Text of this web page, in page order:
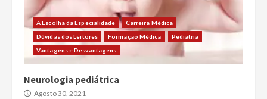
A Escolha da Especialidade
Carreira Médica
Dúvidas dos Leitores
Formação Médica
Pediatria
Vantagens e Desvantagens
Neurologia pediátrica
Agosto 30, 2021